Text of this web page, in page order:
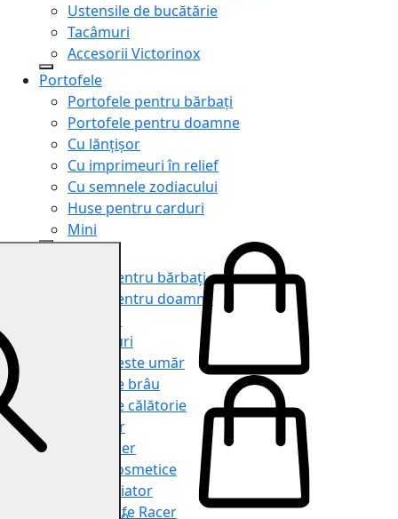
Ustensile de bucătărie
Tacâmuri
Accesorii Victorinox
Portofele
Portofele pentru bărbați
Portofele pentru doamne
Cu lănțișor
Cu imprimeuri în relief
Cu semnele zodiacului
Huse pentru carduri
Mini
Genți pentru bărbați
Genți pentru doamne
Serviete
Rucsacuri
Genți peste umăr
Genți de brâu
Genți de călătorie
Shopper
Organiser
Truse cosmetice
Seria Aviator
Seria Cafe Racer